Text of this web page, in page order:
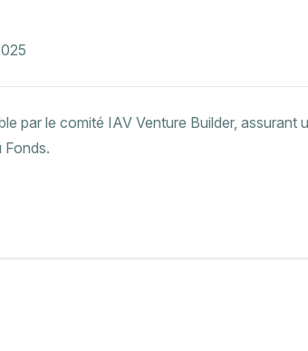
par le comité IAV Venture Builder, assurant